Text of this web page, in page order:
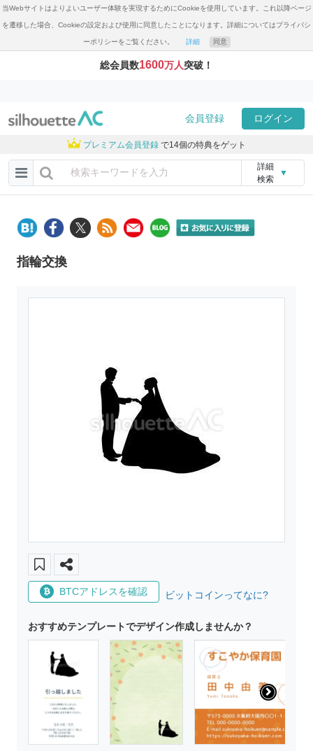
当Webサイトはよりよいユーザー体験を実現するためにCookieを使用しています。これ以降ページ
を遷移した場合、Cookieの設定および使用に同意したことになります。詳細についてはプライバシ
ーポリシーをご覧ください。 詳細 同意
総会員数1600万人突破！
会員登録 ログイン
プレミアム会員登録 で14個の特典をゲット
詳細
検索
▼
指輪交換
BTCアドレスを確認 ビットコインってなに?
おすすめテンプレートでデザイン作成しませんか？